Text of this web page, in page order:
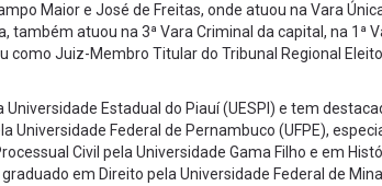
Maior e José de Freitas, onde atuou na Vara
também atuou na 3ª Vara Criminal da capital, na 1ª
Juiz-Membro Titular do Tribunal Regional
Estadual do Piauí (UESPI) e tem
Universidade Federal de Pernambuco (UFPE),
Civil pela Universidade Gama Filho e em
em Direito pela Universidade Federal de